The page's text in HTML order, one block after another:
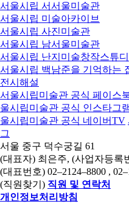
서울시립 서서울미술관
서울시립 미술아카이브
서울시립 사진미술관
서울시립 남서울미술관
서울시립 난지미술창작스튜
서울시립 백남준을 기억하는
전시해설
서울시립미술관 공식 페이스
울시립미술관 공식 인스타그
울시립미술관 공식 네이버TV
그
서울 중구 덕수궁길 61
(대표자) 최은주, (사업자등록
(대표번호) 02–2124–8800 ,
(직원찾기) 직원 및 연락처
개인정보처리방침